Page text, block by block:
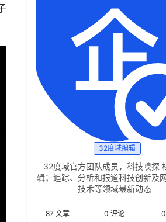
32度域编辑
32度域官方团队成员，科技嗅探
辑；追踪、分析和报道科技创新及
技术等领域最新动态
87 文章 0 评论 0